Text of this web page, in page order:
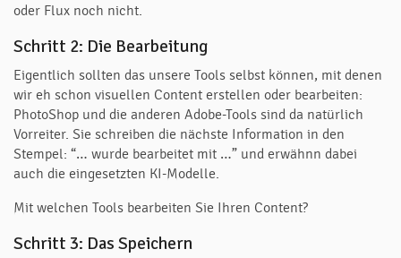
oder Flux noch nicht.
Schritt 2: Die Bearbeitung
Eigentlich sollten das unsere Tools selbst können, mit denen
wir eh schon visuellen Content erstellen oder bearbeiten:
PhotoShop und die anderen Adobe-Tools sind da natürlich
Vorreiter. Sie schreiben die nächste Information in den
Stempel: “… wurde bearbeitet mit …” und erwähnn dabei
auch die eingesetzten KI-Modelle.
Mit welchen Tools bearbeiten Sie Ihren Content?
Schritt 3: Das Speichern